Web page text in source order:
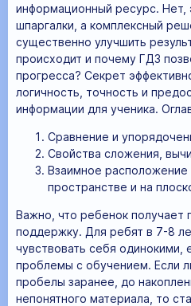
информационный ресурс. Нет,
шпаргалки, а комплексный
существенно улучшить
происходит и почему ГДЗ
прогресса? Секрет
логичность, точность и
информации для ученика.
Сравнение и
Свойства сложения,
Взаимное
пространстве и на
Важно, что ребенок получает
поддержку. Для ребят в 7-8
чувствовать себя одинокими,
проблемы с обучением. Если
пробелы заранее, до
непонятного материала, то